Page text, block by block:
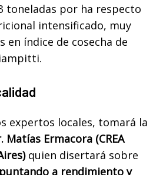
toneladas por ha respecto
intensificado, muy
en índice de cosecha de
expertos locales, tomará la
Matías Ermacora (CREA
quien disertará sobre
a rendimiento y